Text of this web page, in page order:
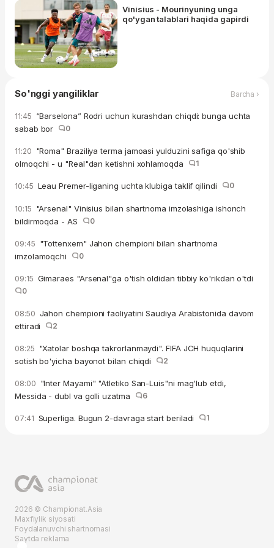
Vinisius - Mourinyuning unga
qo'ygan talablari haqida gapirdi
So'nggi yangiliklar Barcha ›
11:45 “Barselona” Rodri uchun kurashdan chiqdi: bunga uchta
sabab bor
0
11:20 "Roma" Braziliya terma jamoasi yulduzini safiga qo'shib
olmoqchi - u "Real"dan ketishni xohlamoqda
1
10:45 Leau Premer-liganing uchta klubiga taklif qilindi 0
10:15 "Arsenal" Vinisius bilan shartnoma imzolashiga ishonch
bildirmoqda - AS
0
09:45 "Tottenxem" Jahon chempioni bilan shartnoma
imzolamoqchi
0
09:15 Gimaraes "Arsenal"ga o'tish oldidan tibbiy ko'rikdan o'tdi
0
08:50 Jahon chempioni faoliyatini Saudiya Arabistonida davom
ettiradi
2
08:25 "Xatolar boshqa takrorlanmaydi". FIFA JCH huquqlarini
sotish bo'yicha bayonot bilan chiqdi
2
08:00 "Inter Mayami" "Atletiko San-Luis"ni mag'lub etdi,
Messida - dubl va golli uzatma
6
07:41 Superliga. Bugun 2-davraga start beriladi 1
2026 © Championat.Asia
Maxfiylik siyosati
Foydalanuvchi shartnomasi
Saytda reklama